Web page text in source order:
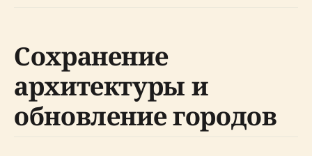
Сохранение
архитектуры и
обновление городов